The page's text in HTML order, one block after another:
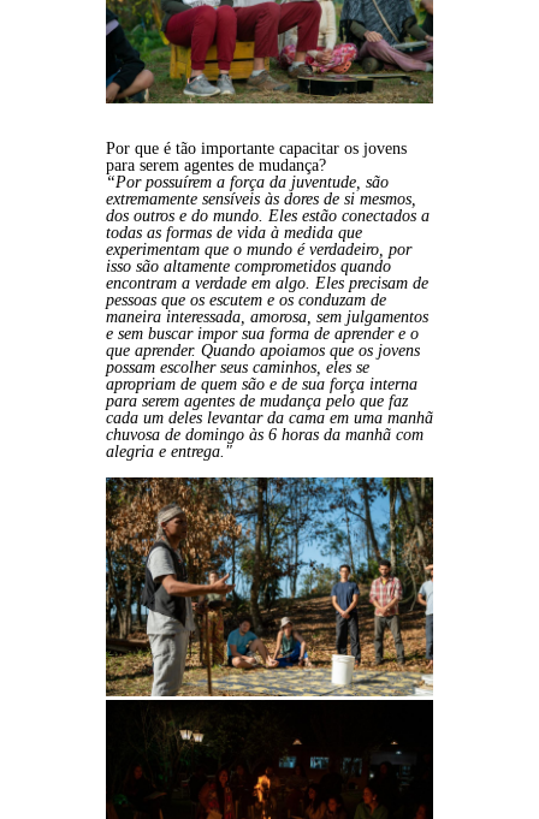
Por que é tão importante capacitar os jovens
para serem agentes de mudança?
“Por possuírem a força da juventude, são
extremamente sensíveis às dores de si mesmos,
dos outros e do mundo. Eles estão conectados a
todas as formas de vida à medida que
experimentam que o mundo é verdadeiro, por
isso são altamente comprometidos quando
encontram a verdade em algo. Eles precisam de
pessoas que os escutem e os conduzam de
maneira interessada, amorosa, sem julgamentos
e sem buscar impor sua forma de aprender e o
que aprender. Quando apoiamos que os jovens
possam escolher seus caminhos, eles se
apropriam de quem são e de sua força interna
para serem agentes de mudança pelo que faz
cada um deles levantar da cama em uma manhã
chuvosa de domingo às 6 horas da manhã com
alegria e entrega."